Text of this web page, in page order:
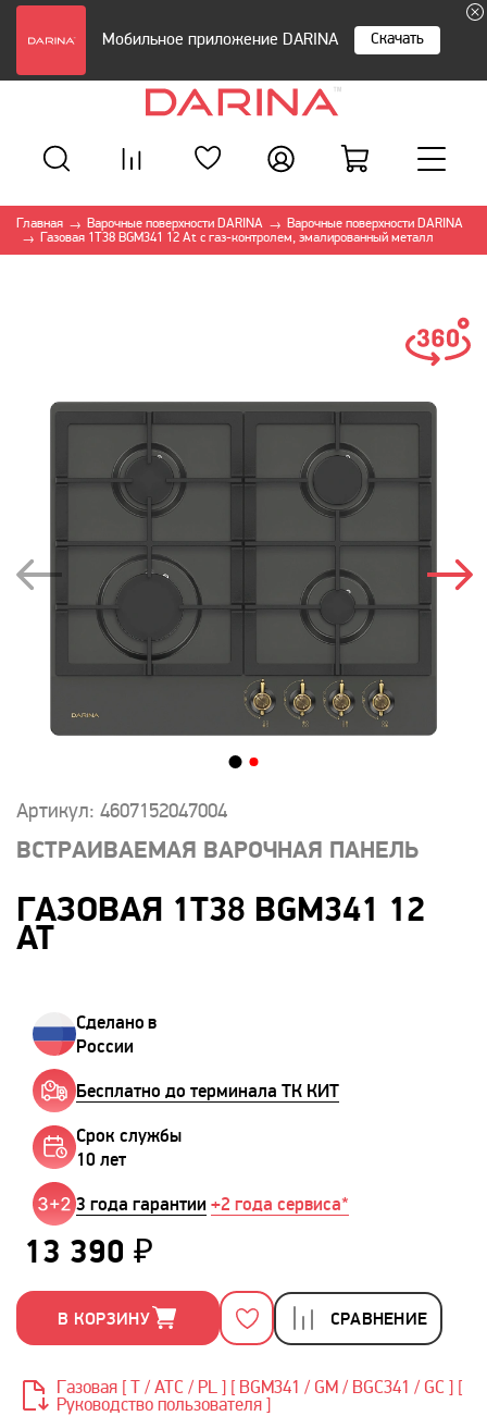
Мобильное приложение DARINA Скачать
Главная → Варочные поверхности DARINA →
Варочные поверхности DARINA
→
Газовая 1T38 BGM341 12 At с газ-контролем, эмалированный металл
Артикул: 4607152047004
ВСТРАИВАЕМАЯ ВАРОЧНАЯ ПАНЕЛЬ
ГАЗОВАЯ 1T38 BGM341 12
AT
Сделано в
России
Бесплатно до терминала ТК КИТ
Срок службы
10 лет
3 года гарантии +2 года сервиса*
13 390 ₽
В КОРЗИНУ СРАВНЕНИЕ
Газовая [ T / ATC / PL ] [ BGM341 / GM / BGС341 / GC ] [
Руководство пользователя ]